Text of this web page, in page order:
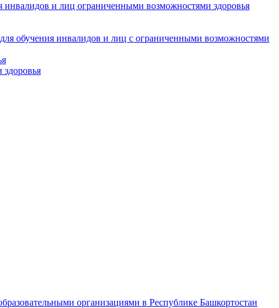
инвалидов и лиц ограниченными возможностями здоровья
обучения инвалидов и лиц с ограниченными возможностями
организациями в Республике Башкортостан